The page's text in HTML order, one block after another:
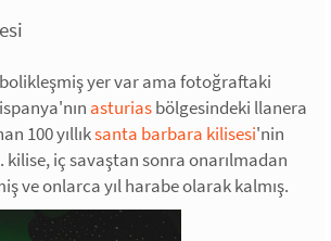
yer var ama fotoğraftaki
asturiasbölgesindeki llanera
100 yıllıksanta barbara kilisesi'nin
iç savaştan sonra onarılmadan
ve onlarca yıl harabe olarak kalmış.